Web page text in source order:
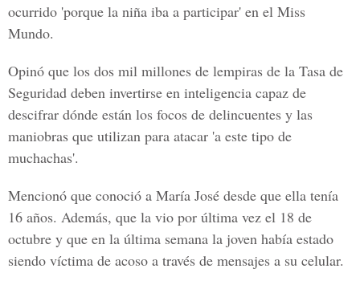
ocurrido 'porque la niña iba a participar' en el Miss
Mundo.
Opinó que los dos mil millones de lempiras de la Tasa de
Seguridad deben invertirse en inteligencia capaz de
descifrar dónde están los focos de delincuentes y las
maniobras que utilizan para atacar 'a este tipo de
muchachas'.
Mencionó que conoció a María José desde que ella tenía
16 años. Además, que la vio por última vez el 18 de
octubre y que en la última semana la joven había estado
siendo víctima de acoso a través de mensajes a su celular.